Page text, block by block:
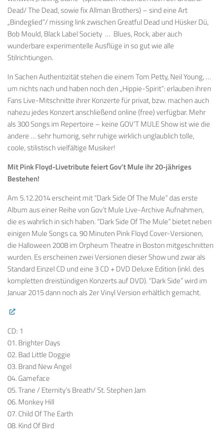
Dead/ The Dead, sowie fix Allman Brothers) – sind eine Art
„Bindeglied“/ missing link zwischen Greatful Dead und Hüsker Dü,
Bob Mould, Black Label Society … Blues, Rock, aber auch
wunderbare experimentelle Ausflüge in so gut wie alle
Stilrichtiungen.
In Sachen Authentizität stehen die einem Tom Petty, Neil Young, …
um nichts nach und haben noch den „Hippie-Spirit“: erlauben ihren
Fans Live-Mitschnitte ihrer Konzerte für privat, bzw. machen auch
nahezu jedes Konzert anschließend online (free) verfügbar. Mehr
als 300 Songs im Repertoire – keine GOV’T MULE Show ist wie die
andere … sehr humorig, sehr ruhige wirklich unglaublich tolle,
coole, stilistisch vielfältige Musiker!
Mit Pink Floyd-Livetribute feiert Gov’t Mule ihr 20-jähriges
Bestehen!
Am 5.12.2014 erscheint mit “Dark Side Of The Mule” das erste
Album aus einer Reihe von Gov’t Mule Live-Archive Aufnahmen,
die es wahrlich in sich haben. “Dark Side Of The Mule” bietet neben
einigen Mule Songs ca. 90 Minuten Pink Floyd Cover-Versionen,
die Halloween 2008 im Orpheum Theatre in Boston mitgeschnitten
wurden. Es erscheinen zwei Versionen dieser Show und zwar als
Standard Einzel CD und eine 3 CD + DVD Deluxe Edition (inkl. des
kompletten dreistündigen Konzerts auf DVD). “Dark Side” wird im
Januar 2015 dann noch als 2er Vinyl Version erhältlich gemacht.
CD: 1
01. Brighter Days
02. Bad Little Doggie
03. Brand New Angel
04. Gameface
05. Trane / Eternity’s Breath/ St. Stephen Jam
06. Monkey Hill
07. Child Of The Earth
08. Kind Of Bird